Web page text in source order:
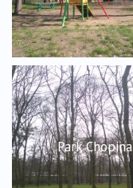
Park Chopina